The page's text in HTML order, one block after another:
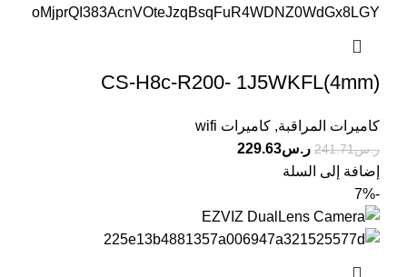
CS-H8c-R200- 1J5WKFL(4mm)
كاميرات المراقبة, كاميرات wifi
ر.س241.71 ر.س229.63
إضافة إلى السلة
-7%